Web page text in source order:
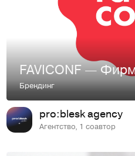
Брендинг
pro:blesk agency
Агентство, 1 соавтор